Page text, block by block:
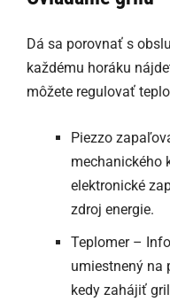
Dá sa porovnať s
každému horáku
môžete regulovať
Piezzo
mechanického
elektronické
zdroj energie.
Teplomer –
umiestnený na
kedy zahájiť